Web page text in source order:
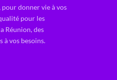
donner vie à vos
pour les
Réunion, des
à vos besoins.